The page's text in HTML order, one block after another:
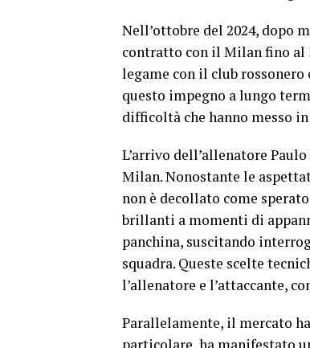
Nell’ottobre del 2024, dopo
contratto con il Milan fino al
legame con il club
questo impegno a lungo
difficoltà che hanno messo
L’arrivo dell’allenatore
Milan. Nonostante le
non è decollato come
brillanti a momenti di
panchina, suscitando
squadra. Queste scelte
l’allenatore e l’attaccante,
Parallelamente, il mercato